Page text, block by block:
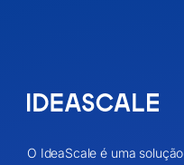
O IdeaScale é uma